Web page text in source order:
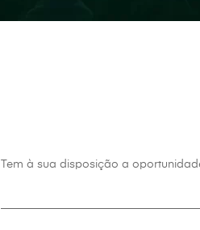
Tem à sua disposição a